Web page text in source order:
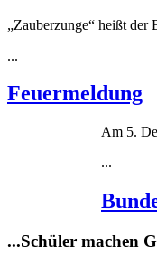
„Zauberzunge“ heißt der
...
Feuermeldung
Am 5.
...
...Schüler machen